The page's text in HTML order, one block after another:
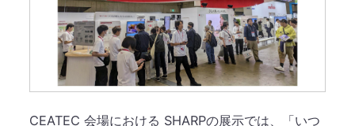
CEATEC 会場における SHARPの展示では、「いつ